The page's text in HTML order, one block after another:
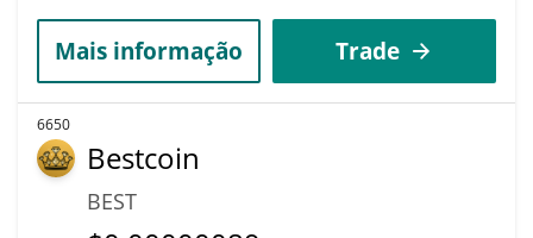
Mais informação Trade
6650
Bestcoin
BEST